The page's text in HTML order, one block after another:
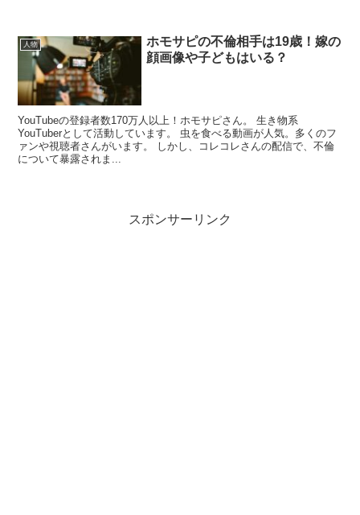
人物
ホモサピの不倫相手は19歳！嫁の
顔画像や子どもはいる？
YouTubeの登録者数170万人以上！ホモサピさん。 生き物系
YouTuberとして活動しています。 虫を食べる動画が人気。多くのフ
ァンや視聴者さんがいます。 しかし、コレコレさんの配信で、不倫
について暴露されま...
スポンサーリンク